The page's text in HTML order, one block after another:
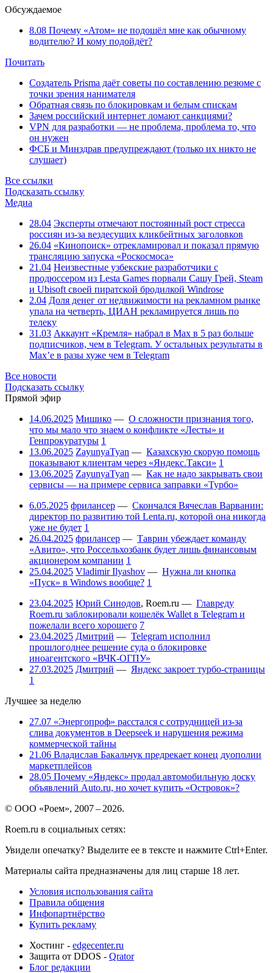
Обсуждаемое
8.08 Почему «Атом» не подошёл мне как обычному
водителю? И кому подойдёт?
Почитать
Создатель Prisma даёт советы по составлению резюме с
точки зрения нанимателя
Обратная связь по блокировкам и белым спискам
Зачем российский интернет ломают санкциями?
VPN для разработки — не проблема, проблема то, что
он нужен
ФСБ и Минздрав предупреждают (только их никто не
слушает)
Все ссылки
Подсказать ссылку
Медиа
28.04 Эксперты отмечают постоянный рост стресса
россиян из-за вездесущих кликбейтных заголовков
26.04 «Кинопоиск» отрекламировал и показал прямую
трансляцию запуска «Роскосмоса»
21.04 Неизвестные узбекские разработчики с
продюссером из Lesta Games порвали Сашу Грей, Steam
и Ubisoft своей пиратской бродилкой Windrose
2.04 Доля денег от недвижимости на рекламном рынке
упала на четверть, ЦИАН рекламируется лишь по
телеку
31.03 Аккаунт «Кремля» набрал в Max в 5 раз больше
подписчиков, чем в Telegram. У остальных результаты в
Max’е в разы хуже чем в Telegram
Все новости
Подсказать ссылку
Прямой эфир
14.06.2025 Мишико — О сложности признания того,
что мы мало что знаем о конфликте «Лесты» и
Генпрокуратуры 1
13.06.2025 ZayunyaTyan — Казахскую скорую помощь
показывают клиентам через «Яндекс.Такси» 1
13.06.2025 ZayunyaTyan — Как не надо закрывать свои
сервисы — на примере сервиса заправки «Турбо»
6.05.2025 фрилансер — Скончался Вячеслав Варванин:
директор по развитию той Lenta.ru, которой она никогда
уже не будет 1
26.04.2025 фрилансер — Таврин убеждает команду
«Авито», что Россельхозбанк будет лишь финансовым
акционером компании 1
25.04.2025 Vladimir Ilyashov — Нужна ли кнопка
«Пуск» в Windows вообще? 1
23.04.2025 Юрий Синодов, Roem.ru — Главреду
Roem.ru заблокировали кошелёк Wallet в Telegram и
пожелали всего хорошего 7
23.04.2025 Дмитрий — Telegram исполнил
прошлогоднее решение суда о блокировке
иноагентского «ВЧК-ОГПУ»
27.03.2025 Дмитрий — Яндекс закроет турбо-страницы
1
Лучшее за неделю
27.07 «Энергопроф» расстался с сотрудницей из-за
слива документов в Deepseek и нарушения режима
коммерческой тайны
21.06 Владислав Бакальчук предрекает конец дуополии
маркетплейсов
28.05 Почему «Яндекс» продал автомобильную доску
объявлений Auto.ru, но хочет купить «Островок»?
© ООО «Роем», 2007 – 2026.
Roem.ru в социальных сетях:
Увидели опечатку? Выделите ее в тексте и нажмите Ctrl+Enter.
Материалы сайта предназначены для лиц старше 18 лет.
Условия использования сайта
Правила общения
Инфопартнёрство
Купить рекламу
Хостинг - edgecenter.ru
Защита от DDOS - Qrator
Блог редакции